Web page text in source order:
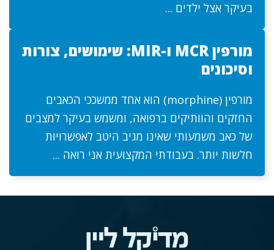
בעיקר אצל ילדים ...
מורפין MCR ו-MIR: שימושים, צורות
וסיכונים
מורפין (morphine) הוא אחד ממשככי הכאבים
החזקים והוותיקים ברפואה, ומשמש בעיקר למצבים
של כאב משמעותי שאינו מגיב היטב לאפשרויות
חלשות יותר. בעבודתי המקצועית אני רואה ...